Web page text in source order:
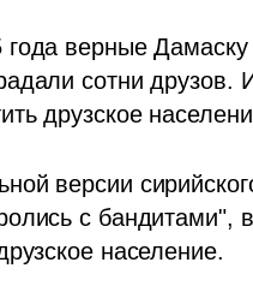
верные
сотни друзов.
друзское
версии
с
население.